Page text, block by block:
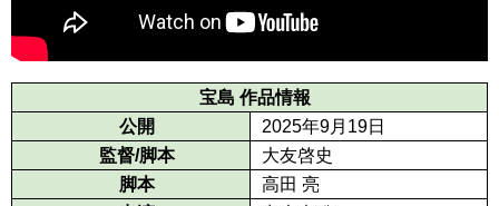
宝島 作品情報
公開
2025年9月19日
監督/脚本
大友啓史
脚本
高田 亮